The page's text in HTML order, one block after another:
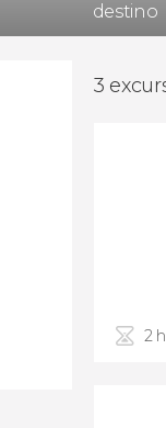
destino
3
2